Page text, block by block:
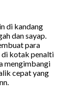
di kandang
dan sayap.
para
di kotak penalti
mengimbangi
cepat yang